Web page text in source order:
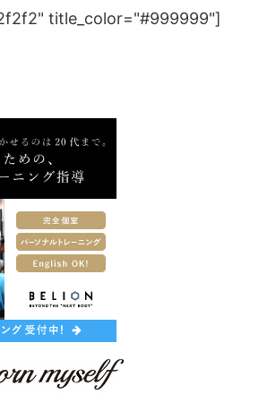
title_color="#999999"]